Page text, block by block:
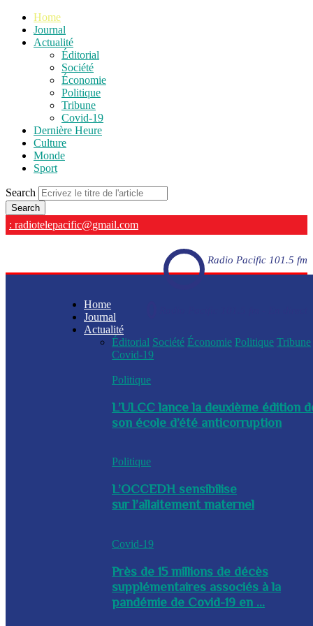
Home
Journal
Actualité
Éditorial
Société
Économie
Politique
Tribune
Covid-19
Dernière Heure
Culture
Monde
Sport
Search
: radiotelepacific@gmail.com
Radio Pacific 101.5 fm
Home
Journal
Actualité
Éditorial Société Économie Politique Tribune
Covid-19
Politique
L’ULCC lance la deuxième édition
son école d’été anticorruption
Politique
L’OCCEDH sensibilise
sur l’allaitement maternel
Covid-19
Près de 15 millions de décès
supplémentaires associés à la
pandémie de Covid-19 en ...